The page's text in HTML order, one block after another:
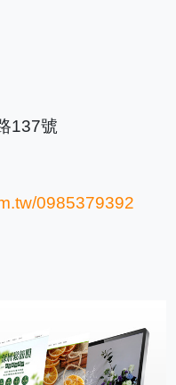
137號
0985379392